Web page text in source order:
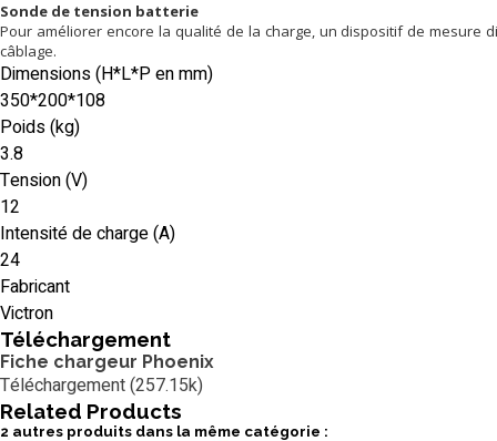
Sonde de tension batterie
Pour améliorer encore la qualité de la charge, un dispositif de
câblage.
Dimensions (H*L*P en mm)
350*200*108
Poids (kg)
3.8
Tension (V)
12
Intensité de charge (A)
24
Fabricant
Victron
Téléchargement
Fiche chargeur Phoenix
Téléchargement (257.15k)
Related Products
2 autres produits dans la même catégorie :